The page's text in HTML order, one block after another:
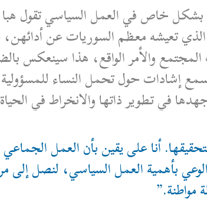
بشكل خاص في العمل السياسي تقول هبا:
الذي تعيشه معظم السوريات عن
والأمر الواقع، هذا سينعكس
إشادات حول تحمل النساء
في تطوير ذاتها والانخراط في الحياة
أنا على يقين بأن العمل
بأهمية العمل السياسي، لنصل
مواطنة.”